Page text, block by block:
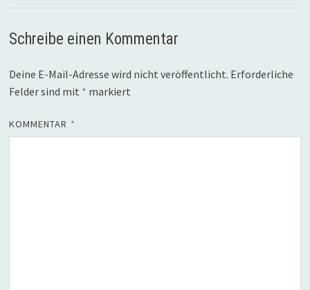
Schreibe einen Kommentar
Deine E-Mail-Adresse wird nicht veröffentlicht. Erforderliche
Felder sind mit * markiert
KOMMENTAR *